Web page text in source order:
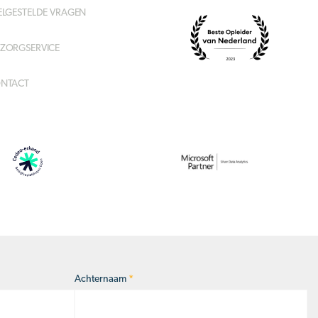
VRAGEN
Achternaam *